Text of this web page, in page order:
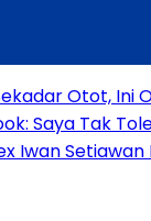
Otot,
Saya Tak
Iwan